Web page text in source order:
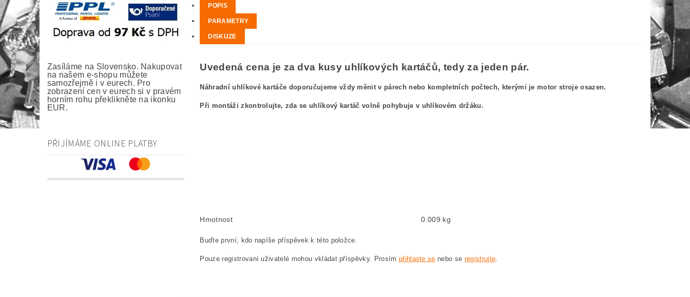
Zasíláme na Slovensko. Nakupovat
na našem e-shopu můžete
samozřejmě i v eurech. Pro
zobrazení cen v eurech si v pravém
horním rohu překlikněte na ikonku
EUR.
PŘIJÍMÁME ONLINE PLATBY
POPIS
PARAMETRY
DISKUZE
Uvedená cena je za dva kusy uhlíkových kartáčů, tedy za jeden pár.
Náhradní uhlíkové kartáče doporučujeme vždy měnit v párech nebo kompletních počtech, kterými je motor stroje osazen.
Při montáži zkontrolujte, zda se uhlíkový kartáč volně pohybuje v uhlíkovém držáku.
Hmotnost 0.009 kg
Buďte první, kdo napíše příspěvek k této položce.
Pouze registrovaní uživatelé mohou vkládat příspěvky. Prosím přihlaste se nebo se registrujte.